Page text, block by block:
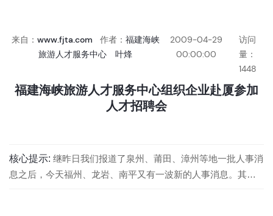
来自： www.fjta.com 作者： 福建海峡
旅游人才服务中心 叶烽
2009-04-29
00:00:00
访问
量：
1448
福建海峡旅游人才服务中心组织企业赴厦参加
人才招聘会
核心提示:
息之后，今天福州、龙岩、南平又有一波新的人事消息。其